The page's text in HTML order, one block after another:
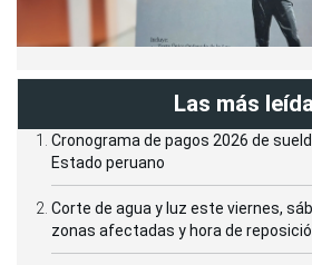
Las más
Cronograma de pagos 2026 de
Estado peruano
Corte de agua y luz este viernes,
zonas afectadas y hora de